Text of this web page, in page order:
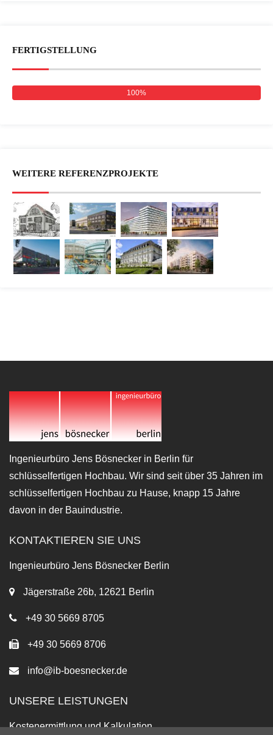
FERTIGSTELLUNG
100%
WEITERE REFERENZPROJEKTE
Ingenieurbüro Jens Bösnecker in Berlin für
schlüsselfertigen Hochbau. Wir sind seit über 35 Jahren im
schlüsselfertigen Hochbau zu Hause, knapp 15 Jahre
davon in der Bauindustrie.
KONTAKTIEREN SIE UNS
Ingenieurbüro Jens Bösnecker Berlin
Jägerstraße 26b, 12621 Berlin
+49 30 5669 8705
+49 30 5669 8706
info@ib-boesnecker.de
UNSERE LEISTUNGEN
Kostenermittlung und Kalkulation